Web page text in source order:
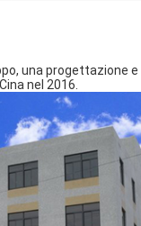
una progettazione
nel 2016.